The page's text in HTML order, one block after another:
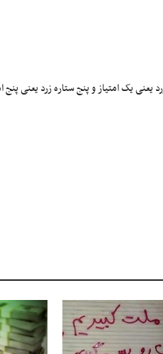
یک امتیاز و پنج ستاره زرد یعنی پنج